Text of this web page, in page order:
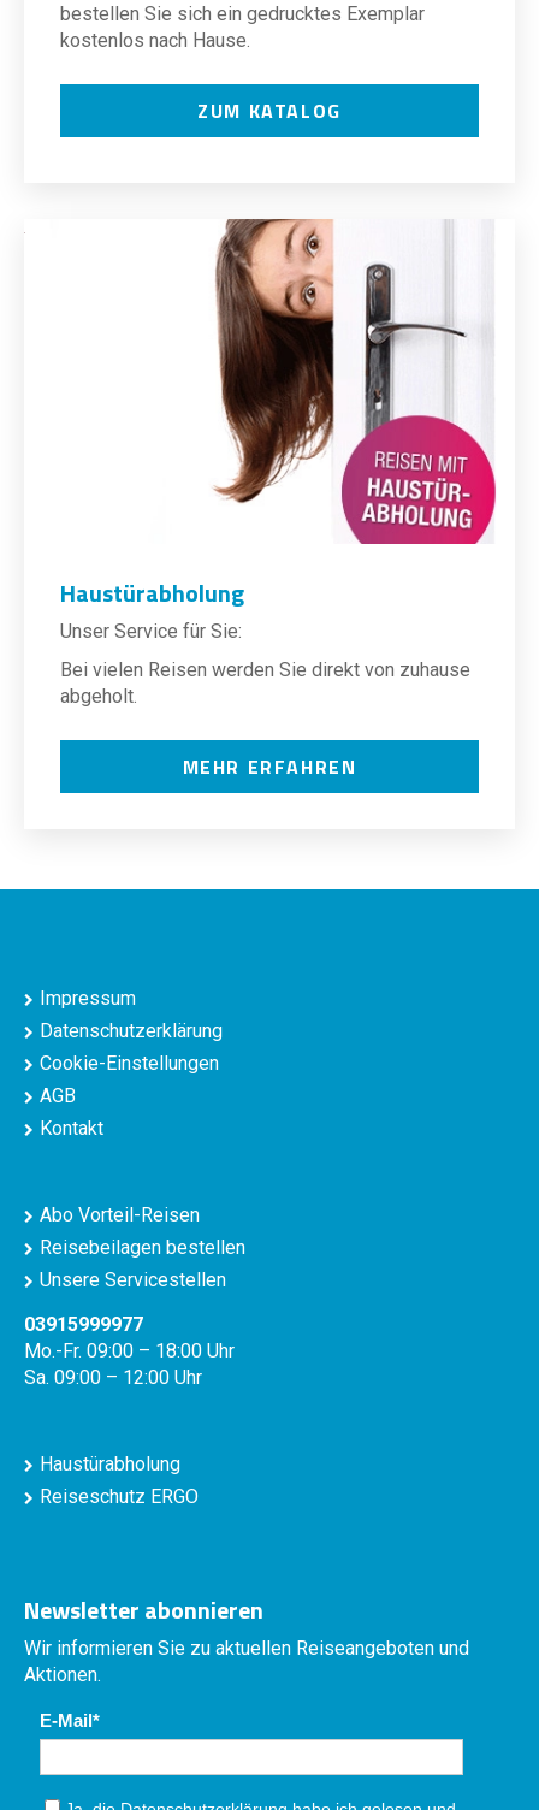
bestellen Sie sich ein gedrucktes Exemplar
kostenlos nach Hause.
ZUM KATALOG
Haustürabholung
Unser Service für Sie:
Bei vielen Reisen werden Sie direkt von zuhause
abgeholt.
MEHR ERFAHREN
Impressum
Datenschutzerklärung
Cookie-Einstellungen
AGB
Kontakt
Abo Vorteil-Reisen
Reisebeilagen bestellen
Unsere Servicestellen
03915999977
Mo.-Fr. 09:00 – 18:00 Uhr
Sa. 09:00 – 12:00 Uhr
Haustürabholung
Reiseschutz ERGO
Newsletter abonnieren
Wir informieren Sie zu aktuellen Reiseangeboten und
Aktionen.
E-Mail